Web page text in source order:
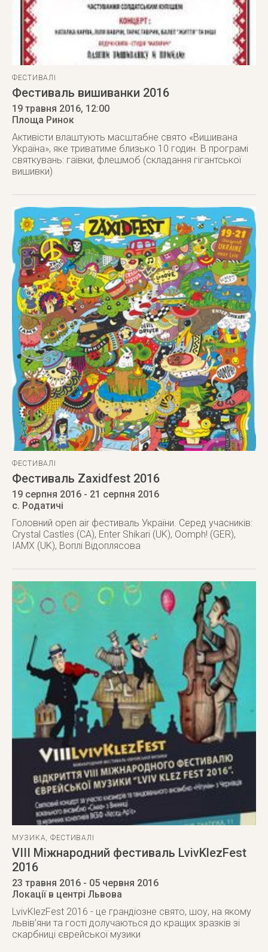
ФЕСТИВАЛІ
Фестиваль вишиванки 2016
19 травня 2016, 12:00
Площа Ринок
Активісти влаштують масштабне свято «Вишивана
Україна», яке триватиме близько 10 годин. В програмі
святкувань: гаївки, флешмоб (складання гігантської
вишивки)
ФЕСТИВАЛІ
Фестиваль Zaxidfest 2016
19 серпня 2016 - 21 серпня 2016
с. Родатичі
Головний open air фестиваль України. Серед учасників:
Crystal Castles (CA), Enter Shikari (UK), Oomph! (GER),
IAMX (UK), Воплі Відоплясова
МУЗИКА, ФЕСТИВАЛІ
VIII Міжнародний фестиваль LvivKlezFest
2016
23 травня 2016 - 05 червня 2016
Локації в центрі Львова
LvivKlezFest 2016 - це грандіозне свято, шоу, на якому
львів’яни та гості долучаються до кращих зразків зі
скарбниці єврейської музики